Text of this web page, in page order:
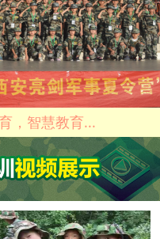
，智慧教育...